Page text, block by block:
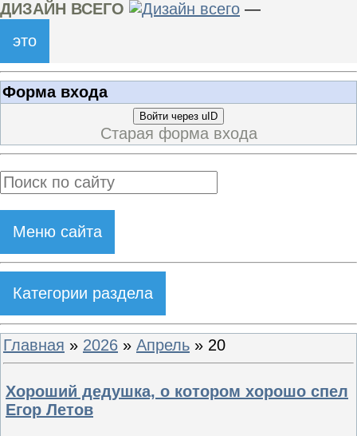
ДИЗАЙН ВСЕГО
—
это
Форма входа
Войти через uID
Старая форма входа
Меню сайта
Категории раздела
Главная » 2026 » Апрель » 20
Хороший дедушка, о котором хорошо спел
Егор Летов